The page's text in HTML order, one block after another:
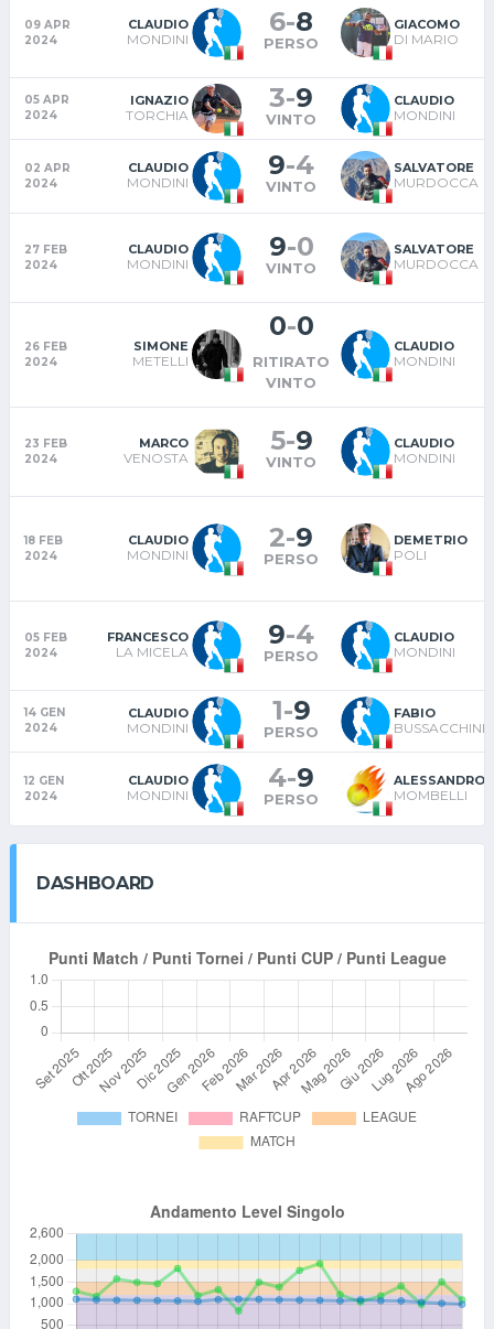
09 APR
2024
CLAUDIO
MONDINI
6-8
PERSO
GIACOMO
DI MARIO
05 APR
2024
IGNAZIO
TORCHIA
3-9
VINTO
CLAUDIO
MONDINI
02 APR
2024
CLAUDIO
MONDINI
9-4
VINTO
SALVATORE
MURDOCCA
27 FEB
2024
CLAUDIO
MONDINI
9-0
VINTO
SALVATORE
MURDOCCA
26 FEB
2024
SIMONE
METELLI
0-0
RITIRATO
VINTO
CLAUDIO
MONDINI
23 FEB
2024
MARCO
VENOSTA
5-9
VINTO
CLAUDIO
MONDINI
18 FEB
2024
CLAUDIO
MONDINI
2-9
PERSO
DEMETRIO
POLI
05 FEB
2024
FRANCESCO
LA MICELA
9-4
PERSO
CLAUDIO
MONDINI
14 GEN
2024
CLAUDIO
MONDINI
1-9
PERSO
FABIO
BUSSACCHINI
12 GEN
2024
CLAUDIO
MONDINI
4-9
PERSO
ALESSANDRO
MOMBELLI
DASHBOARD